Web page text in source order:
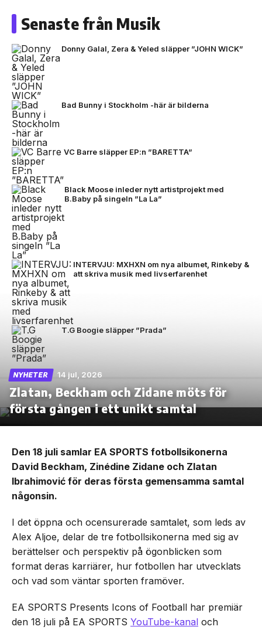
Senaste från Musik
Donny Galal, Zera & Yeled släpper ”JOHN WICK”
Bad Bunny i Stockholm -här är bilderna
VC Barre släpper EP:n ”BARETTA”
Black Moose inleder nytt artistprojekt med
B.Baby på singeln ”La La”
INTERVJU: MXHXN om nya albumet, Rinkeby &
att skriva musik med livserfarenhet
T.G Boogie släpper ”Prada”
NYHETER 14 jul, 2026
Zlatan, Beckham och Zidane möts för
första gången i ett unikt samtal
Den 18 juli samlar EA SPORTS fotbollsikonerna
David Beckham, Zinédine Zidane och Zlatan
Ibrahimović för deras första gemensamma samtal
någonsin.
I det öppna och ocensurerade samtalet, som leds av
Alex Aljoe, delar de tre fotbollsikonerna med sig av
berättelser och perspektiv på ögonblicken som
format deras karriärer, hur fotbollen har utvecklats
och vad som väntar sporten framöver.
EA SPORTS Presents Icons of Football har premiär
den 18 juli på EA SPORTS YouTube-kanal och